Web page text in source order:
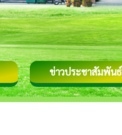
ข่าวประชาสัมพันธ์